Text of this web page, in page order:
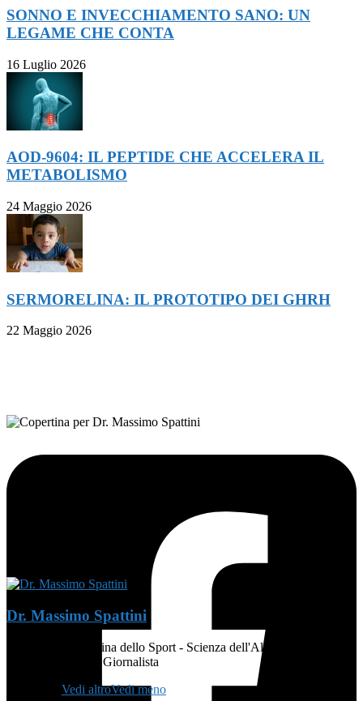
SONNO E INVECCHIAMENTO SANO: UN
LEGAME CHE CONTA
16 Luglio 2026
AOD-9604: IL PEPTIDE CHE ACCELERA IL
METABOLISMO
24 Maggio 2026
SERMORELINA: IL PROTOTIPO DEI GHRH
22 Maggio 2026
Dr. Massimo Spattini
MEDICO - Medicina dello Sport - Scienza dell'Alimentazione e
Dietetica - Atleta - Giornalista
Vedi altroVedi meno